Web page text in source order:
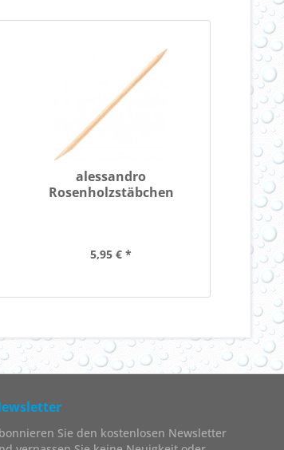
alessandro
Rosenholzstäbchen
5,95 € *
Sie den kostenlosen Newsletter